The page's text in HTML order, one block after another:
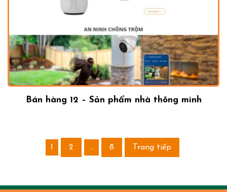
Bán hàng 12 – Sản phẩm nhà thông minh
1 2 … 8 Trang tiếp